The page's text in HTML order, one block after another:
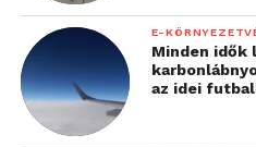
E-
Minden idők
az idei